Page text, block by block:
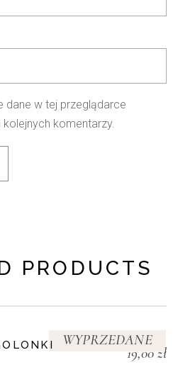
dane w tej przeglądarce
komentarzy.
PRODUCTS
WYPRZEDANE
19,00zł